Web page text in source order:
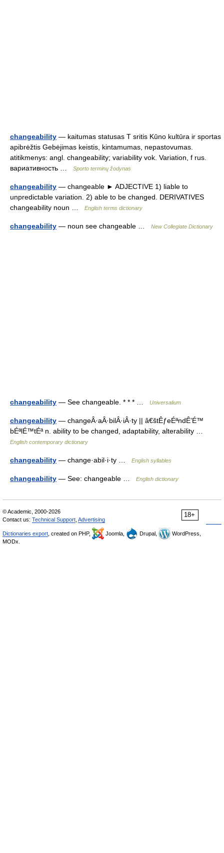
changeability — kaitumas statusas T sritis Kūno kultūra ir sportas
apibrėžtis Gebėjimas keistis, kintamumas, nepastovumas.
atitikmenys: angl. changeability; variability vok. Variation, f rus.
вариативность …
Sporto terminų žodynas
changeability — changeable ► ADJECTIVE 1) liable to
unpredictable variation. 2) able to be changed. DERIVATIVES
changeability noun …
English terms dictionary
changeability — noun see changeable … New Collegiate Dictionary
changeability — See changeable. * * * … Universalium
changeability — changeÂ·aÂ·bilÂ·iÂ·ty || â€štÊƒeÉªndÊ’É™
bÉªlÉ™tÉª n. ability to be changed, adaptability, alterability …
English contemporary dictionary
changeability — change·abil·i·ty … English syllables
changeability — See: changeable … English dictionary
18+
© Academic, 2000-2026
Contact us: Technical Support Advertising
Dictionaries export , created on PHP, Joomla, Drupal,
WordPress,
MODx.